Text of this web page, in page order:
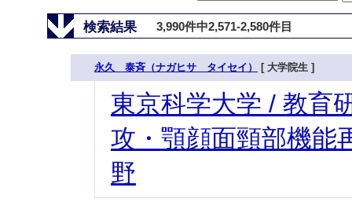
検索結果 3,990件中2,571-2,580件目
永久 泰斉（ナガヒサ タイセイ） [ 大学院生 ]
東京科学大学 / 教育
攻・顎顔面頸部機能
野